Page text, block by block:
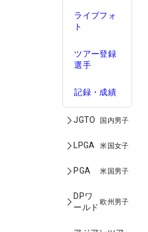
ライブフォ
ト
ツアー登録
選手
記録・成績
JGTO 国内男子
LPGA 米国女子
PGA 米国男子
DPワ
ールド
欧州男子